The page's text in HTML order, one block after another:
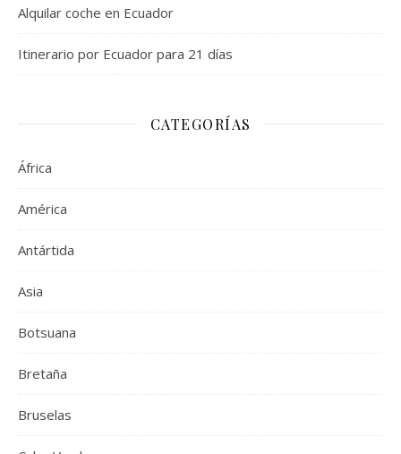
Alquilar coche en Ecuador
Itinerario por Ecuador para 21 días
CATEGORÍAS
África
América
Antártida
Asia
Botsuana
Bretaña
Bruselas